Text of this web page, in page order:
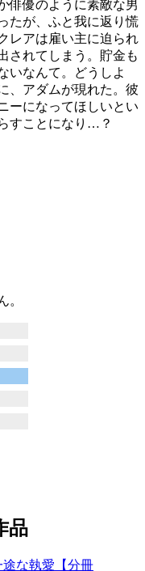
俳優のように素敵な男
たが、ふと我に返り慌
レアは雇い主に迫られ
されてしまう。貯金も
いなんて。どうしよ
、アダムが現れた。彼
ーになってほしいとい
すことになり…？
。
品